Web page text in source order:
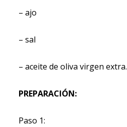
– ajo
– sal
– aceite de oliva virgen extra.
PREPARACIÓN:
Paso 1: